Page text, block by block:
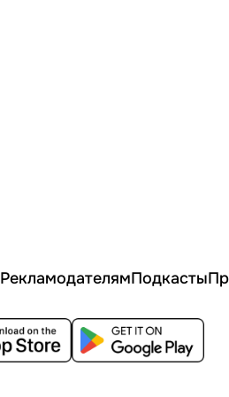
РекламодателямПодкасты